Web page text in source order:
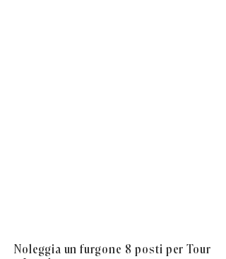
Noleggia un furgone 8 posti per Tour